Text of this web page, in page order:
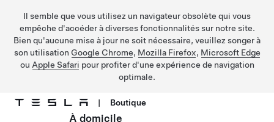
Il semble que vous utilisez un navigateur obsolète qui vous
empêche d'accéder à diverses fonctionnalités sur notre site.
Bien qu'aucune mise à jour ne soit nécessaire, veuillez songer à
son utilisation Google Chrome, Mozilla Firefox, Microsoft Edge
ou Apple Safari pour profiter d'une expérience de navigation
optimale.
| Boutique
À domicile